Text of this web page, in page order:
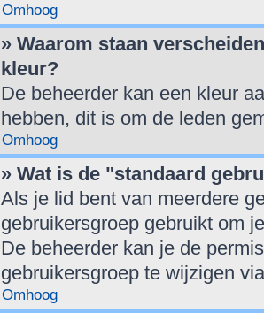
Omhoog
» Waarom staan
kleur?
De beheerder kan een kleur
hebben, dit is om de leden
Omhoog
» Wat is de "standaard
Als je lid bent van meerdere
gebruikersgroep gebruikt om
De beheerder kan je de
gebruikersgroep te wijzigen
Omhoog